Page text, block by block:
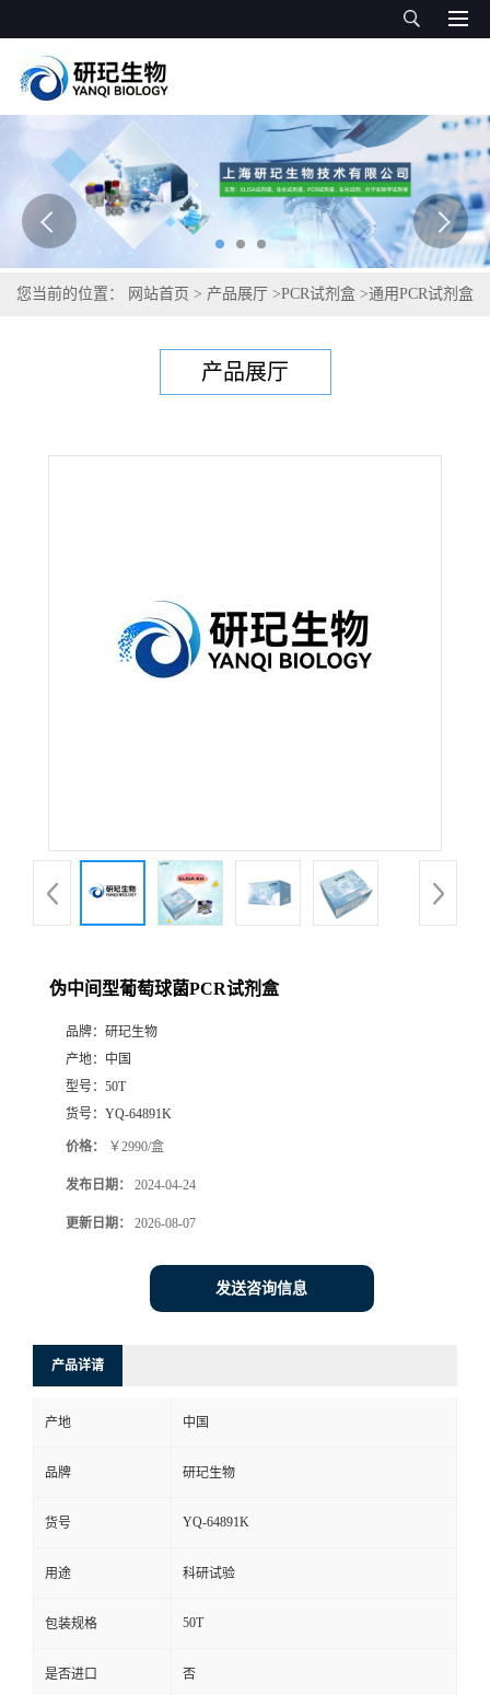
您当前的位置： 网站首页 > 产品展厅 >PCR试剂盒 >通用PCR试剂盒
产品展厅
伪中间型葡萄球菌PCR试剂盒
品牌： 研玘生物
产地： 中国
型号： 50T
货号： YQ-64891K
价格： ￥2990/盒
发布日期： 2024-04-24
更新日期： 2026-08-07
发送咨询信息
产品详请
产地 中国
品牌 研玘生物
货号 YQ-64891K
用途 科研试验
包装规格 50T
是否进口 否